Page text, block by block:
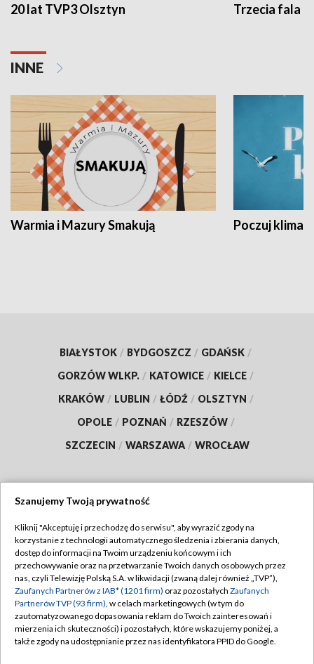
20 lat TVP3 Olsztyn Trzecia fala -
INNE
Warmia i Mazury Smakują Poczuj klimat
BIAŁYSTOK / BYDGOSZCZ / GDAŃSK /
GORZÓW WLKP. / KATOWICE / KIELCE /
KRAKÓW / LUBLIN / ŁÓDŹ / OLSZTYN /
OPOLE / POZNAŃ / RZESZÓW /
SZCZECIN / WARSZAWA / WROCŁAW
TVP
Abonament TVP
Emisja w TVP
Centrum informacji TVP
Naziemna Telewizja Cyfrowa
Regulamin TVP
Polityka prywatności
Moje zgody
Pomoc
Szanujemy Twoją prywatność
Kliknij "Akceptuję i przechodzę do serwisu", aby wyrazić zgody na
korzystanie z technologii automatycznego śledzenia i zbierania danych,
dostęp do informacji na Twoim urządzeniu końcowym i ich
przechowywanie oraz na przetwarzanie Twoich danych osobowych przez
nas, czyli Telewizję Polską S.A. w likwidacji (zwaną dalej również „TVP”),
Zaufanych Partnerów z IAB* (1201 firm) oraz pozostałych Zaufanych
Partnerów TVP (93 firm), w celach marketingowych (w tym do
zautomatyzowanego dopasowania reklam do Twoich zainteresowań i
mierzenia ich skuteczności) i pozostałych, które wskazujemy poniżej, a
także zgody na udostępnianie przez nas identyfikatora PPID do Google.